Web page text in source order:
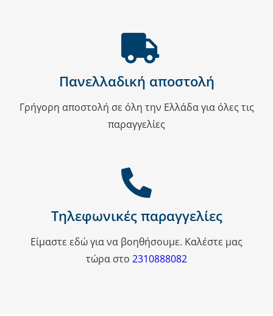
Πανελλαδική αποστολή
Γρήγορη αποστολή σε όλη την Ελλάδα για όλες τις
παραγγελίες
Τηλεφωνικές παραγγελίες
Είμαστε εδώ για να βοηθήσουμε. Καλέστε μας
τώρα στο 2310888082